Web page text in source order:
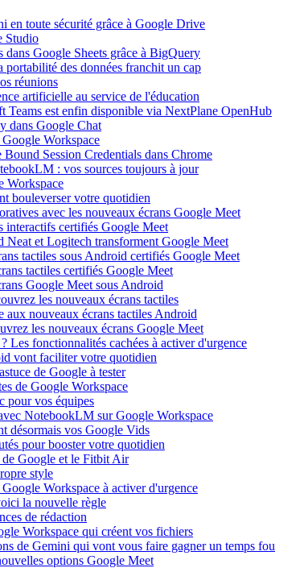
en toute sécurité grâce à Google Drive
Studio
dans Google Sheets grâce à BigQuery
des données franchit un cap
réunions
artificielle au service de l'éducation
est enfin disponible via NextPlane OpenHub
dans Google Chat
Google Workspace
Session Credentials dans Chrome
: vos sources toujours à jour
Workspace
bouleverser votre quotidien
avec les nouveaux écrans Google Meet
interactifs certifiés Google Meet
Neat et Logitech transforment Google Meet
tactiles sous Android certifiés Google Meet
tactiles certifiés Google Meet
Google Meet sous Android
les nouveaux écrans tactiles
aux nouveaux écrans tactiles Android
les nouveaux écrans Google Meet
Les fonctionnalités cachées à activer d'urgence
vont faciliter votre quotidien
de Google à tester
de Google Workspace
pour vos équipes
NotebookLM sur Google Workspace
désormais vos Google Vids
pour booster votre quotidien
de Google et le Fitbit Air
style
Workspace à activer d'urgence
la nouvelle règle
de rédaction
Workspace qui créent vos fichiers
de Gemini qui vont vous faire gagner un temps fou
options Google Meet